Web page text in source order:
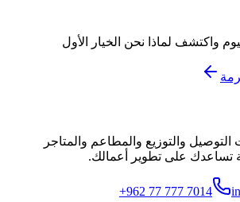
واكتشف لماذا نحن الخيار الأول
والتوزيع والمطاعم والمتاجر
تساعدك على تطوير أعمالك.
+962 77 777 7014